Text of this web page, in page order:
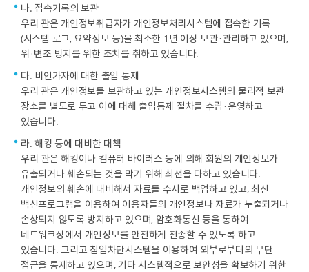
나. 접속기록의 보관
우리 관은 개인정보취급자가 개인정보처리시스템에 접속한 기록
(시스템 로그, 요약정보 등)을 최소한 1년 이상 보관·관리하고 있으며,
위·변조 방지를 위한 조치를 취하고 있습니다.
다. 비인가자에 대한 출입 통제
우리 관은 개인정보를 보관하고 있는 개인정보시스템의 물리적 보관
장소를 별도로 두고 이에 대해 출입통제 절차를 수립·운영하고
있습니다.
라. 해킹 등에 대비한 대책
우리 관은 해킹이나 컴퓨터 바이러스 등에 의해 회원의 개인정보가
유출되거나 훼손되는 것을 막기 위해 최선을 다하고 있습니다.
개인정보의 훼손에 대비해서 자료를 수시로 백업하고 있고, 최신
백신프로그램을 이용하여 이용자들의 개인정보나 자료가 누출되거나
손상되지 않도록 방지하고 있으며, 암호화통신 등을 통하여
네트워크상에서 개인정보를 안전하게 전송할 수 있도록 하고
있습니다. 그리고 침입차단시스템을 이용하여 외부로부터의 무단
접근을 통제하고 있으며, 기타 시스템적으로 보안성을 확보하기 위한